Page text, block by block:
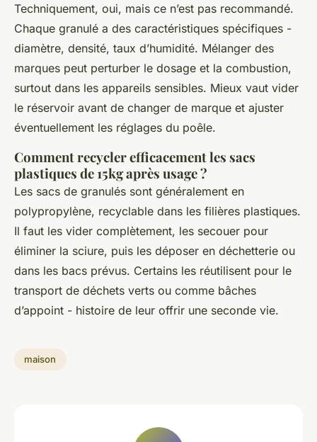
Techniquement, oui, mais ce n’est pas recommandé.
Chaque granulé a des caractéristiques spécifiques -
diamètre, densité, taux d’humidité. Mélanger des
marques peut perturber le dosage et la combustion,
surtout dans les appareils sensibles. Mieux vaut vider
le réservoir avant de changer de marque et ajuster
éventuellement les réglages du poêle.
Comment recycler efficacement les sacs
plastiques de 15kg après usage ?
Les sacs de granulés sont généralement en
polypropylène, recyclable dans les filières plastiques.
Il faut les vider complètement, les secouer pour
éliminer la sciure, puis les déposer en déchetterie ou
dans les bacs prévus. Certains les réutilisent pour le
transport de déchets verts ou comme bâches
d’appoint - histoire de leur offrir une seconde vie.
maison